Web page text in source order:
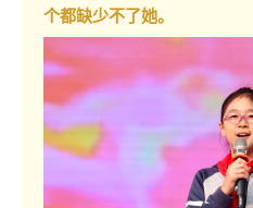
个都缺少不了她。